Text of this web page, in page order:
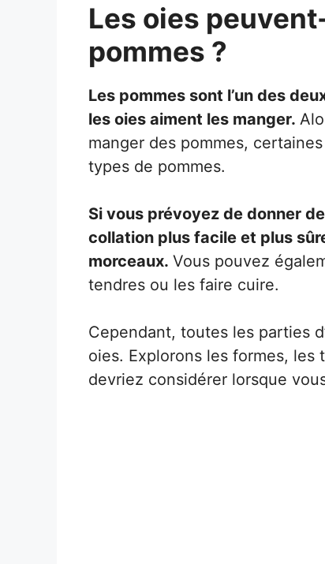
Les oies
pommes ?
Les pommes sont l’un des
les oies aiment les manger.
manger des pommes,
types de pommes.
Si vous prévoyez de donner
collation plus facile et plus
morceaux. Vous pouvez
tendres ou les faire cuire.
Cependant, toutes les parties
oies. Explorons les formes,
devriez considérer lorsque